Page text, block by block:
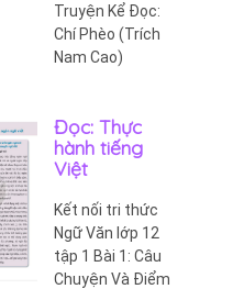
Truyện Kể Đọc:
Chí Phèo (Trích
Nam Cao)
Đọc: Thực
hành tiếng
Việt
Kết nối tri thức
Ngữ Văn lớp 12
tập 1 Bài 1: Câu
Chuyện Và Điểm